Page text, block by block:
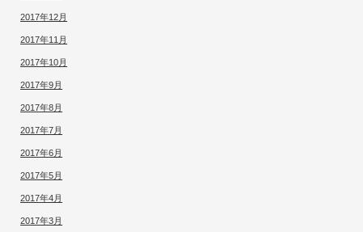
2017年12月
2017年11月
2017年10月
2017年9月
2017年8月
2017年7月
2017年6月
2017年5月
2017年4月
2017年3月